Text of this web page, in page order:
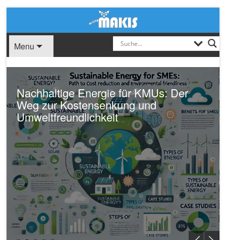
Menu
Nachhaltige Energie für KMUs: Der
Weg zur Kostensenkung und
Umweltfreundlichkeit